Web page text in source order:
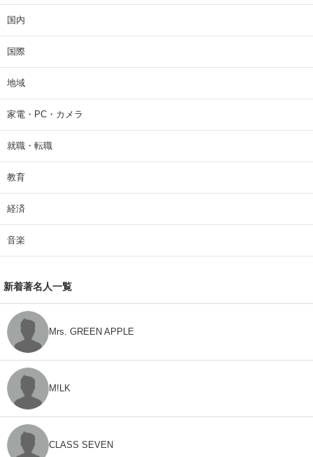
国内
国際
地域
家電・PC・カメラ
就職・転職
教育
経済
音楽
新着著名人一覧
Mrs. GREEN APPLE
M!LK
CLASS SEVEN